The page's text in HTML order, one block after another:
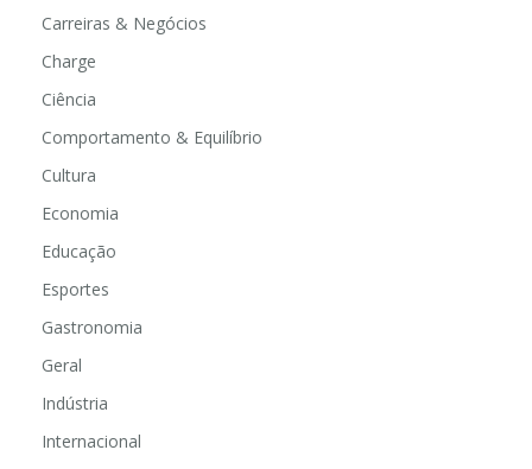
Carreiras & Negócios
Charge
Ciência
Comportamento & Equilíbrio
Cultura
Economia
Educação
Esportes
Gastronomia
Geral
Indústria
Internacional